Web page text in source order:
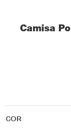
Camisa
COR